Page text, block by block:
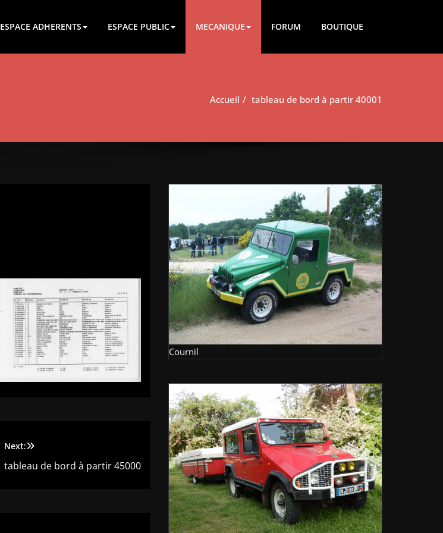
ESPACE ADHERENTS ESPACE PUBLIC MECANIQUE FORUM BOUTIQUE
Accueil tableau de bord à partir 40001
Next:
tableau de bord à partir 45000
Cournil